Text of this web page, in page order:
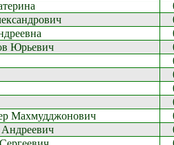
Юрьевич
Махмудджонович